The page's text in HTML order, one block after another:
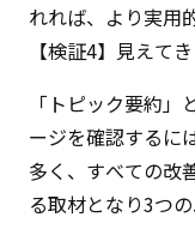
れれば、より実用
【検証4】見えて
「トピック要約
ージを確認するに
多く、すべての改
る取材となり3つ